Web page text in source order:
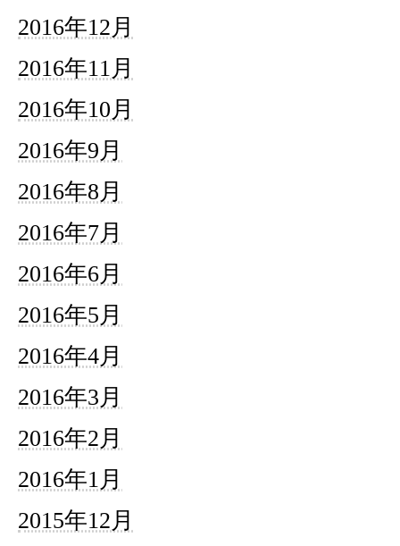
2016年12月
2016年11月
2016年10月
2016年9月
2016年8月
2016年7月
2016年6月
2016年5月
2016年4月
2016年3月
2016年2月
2016年1月
2015年12月